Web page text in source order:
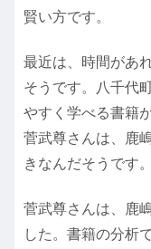
賢い方です。
最近は、時間があ
そうです。八千代
やすく学べる書籍
菅武尊さんは、鹿
きなんだそうです。
菅武尊さんは、鹿
した。書籍の分析